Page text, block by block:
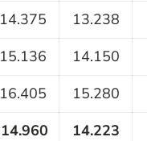
14.375
13.238
15.136
14.150
16.405
15.280
14.960 14.223